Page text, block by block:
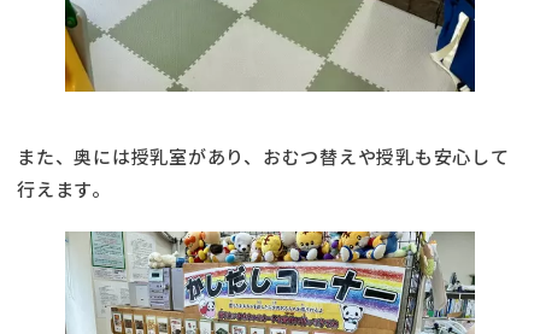
また、奥には授乳室があり、おむつ替えや授乳も安心して
行えます。